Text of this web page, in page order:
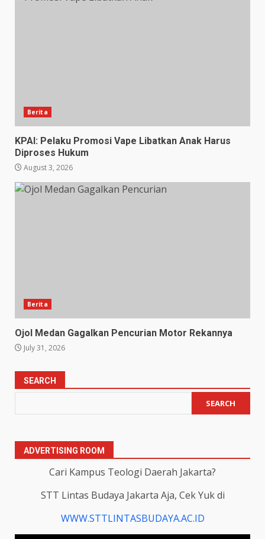
Berita
KPAI: Pelaku Promosi Vape Libatkan Anak Harus
Diproses Hukum
August 3, 2026
Berita
Ojol Medan Gagalkan Pencurian Motor Rekannya
July 31, 2026
SEARCH
SEARCH
ADVERTISING ROOM
Cari Kampus Teologi Daerah Jakarta?
STT Lintas Budaya Jakarta Aja, Cek Yuk di
WWW.STTLINTASBUDAYA.AC.ID